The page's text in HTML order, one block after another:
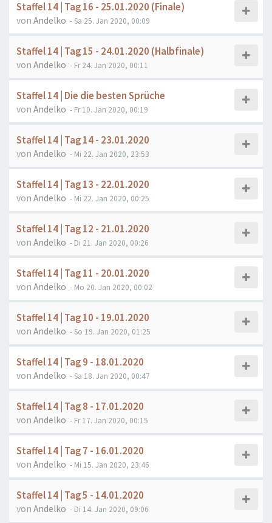
Staffel 14 | Tag 16 - 25.01.2020 (Finale)
von Andelko - Sa 25. Jan 2020, 00:09
Staffel 14 | Tag 15 - 24.01.2020 (Halbfinale)
von Andelko - Fr 24. Jan 2020, 00:11
Staffel 14 | Die die besten Sprüche
von Andelko - Fr 10. Jan 2020, 00:19
Staffel 14 | Tag 14 - 23.01.2020
von Andelko - Mi 22. Jan 2020, 23:53
Staffel 14 | Tag 13 - 22.01.2020
von Andelko - Mi 22. Jan 2020, 00:25
Staffel 14 | Tag 12 - 21.01.2020
von Andelko - Di 21. Jan 2020, 00:26
Staffel 14 | Tag 11 - 20.01.2020
von Andelko - Mo 20. Jan 2020, 00:02
Staffel 14 | Tag 10 - 19.01.2020
von Andelko - So 19. Jan 2020, 01:25
Staffel 14 | Tag 9 - 18.01.2020
von Andelko - Sa 18. Jan 2020, 00:47
Staffel 14 | Tag 8 - 17.01.2020
von Andelko - Fr 17. Jan 2020, 00:15
Staffel 14 | Tag 7 - 16.01.2020
von Andelko - Mi 15. Jan 2020, 23:46
Staffel 14 | Tag 5 - 14.01.2020
von Andelko - Di 14. Jan 2020, 09:06